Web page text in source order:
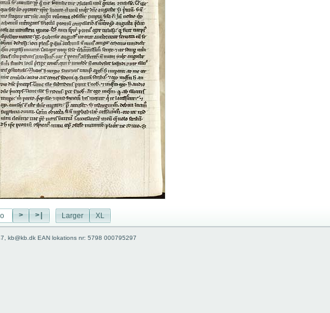
> >| Larger XL
kb@kb.dk EAN lokations nr: 5798 000795297